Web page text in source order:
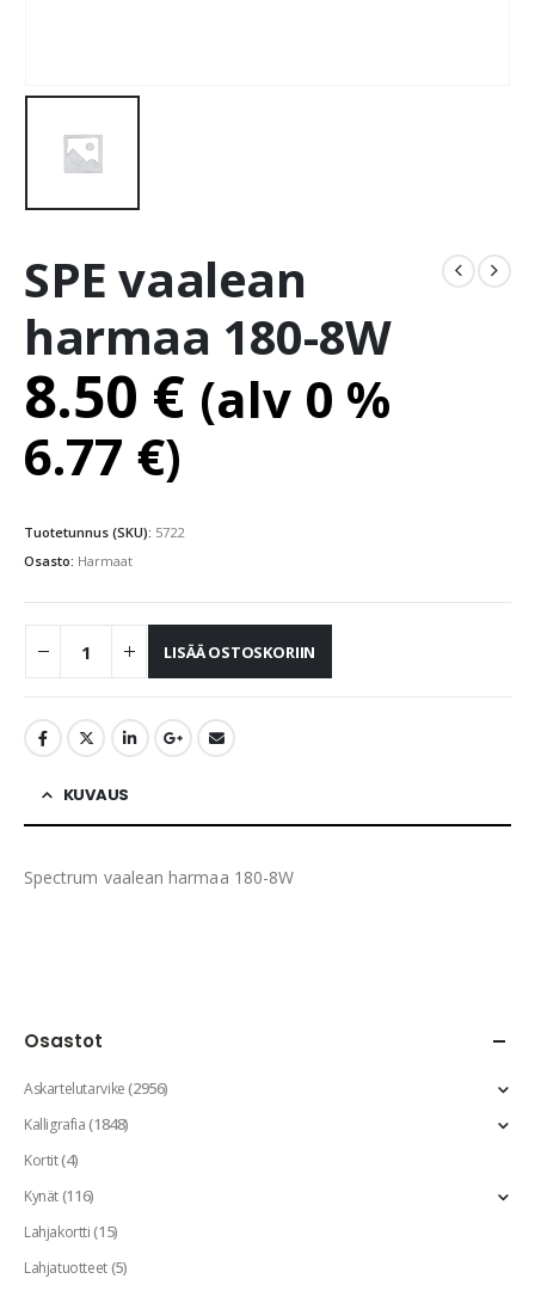
SPE vaalean
harmaa 180-8W
8.50 € (alv 0 %
6.77 €)
Tuotetunnus (SKU): 5722
Osasto: Harmaat
LISÄÄ OSTOSKORIIN
KUVAUS
Spectrum vaalean harmaa 180-8W
Osastot
Askartelutarvike(2956)
Kalligrafia(1848)
Kortit(4)
Kynät(116)
Lahjakortti(15)
Lahjatuotteet(5)